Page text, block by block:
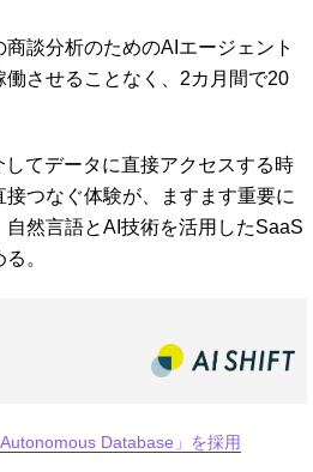
談分析のためのAIエージェント
させることなく、2カ月間で20
てデータに直接アクセスする時
つなぐ体験が、ますます重要に
然言語とAI技術を活用したSaaS
。
Database」を採用